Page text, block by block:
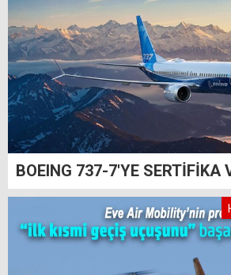
BOEING 737-7'YE SERTİFİKA